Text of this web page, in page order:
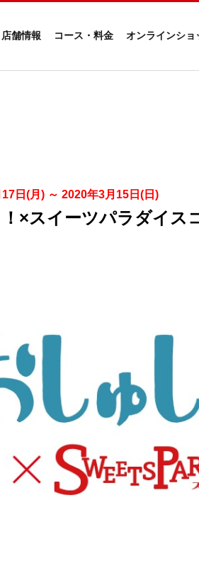
店舗情報 コース・料金 オンラインショ
日(月) ～ 2020年3月15日(日)
×スイーツパラダイス